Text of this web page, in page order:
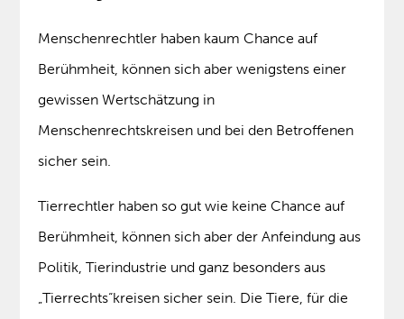
Menschenrechtler haben kaum Chance auf
Berühmheit, können sich aber wenigstens einer
gewissen Wertschätzung in
Menschenrechtskreisen und bei den Betroffenen
sicher sein.
Tierrechtler haben so gut wie keine Chance auf
Berühmheit, können sich aber der Anfeindung aus
Politik, Tierindustrie und ganz besonders aus
„Tierrechts“kreisen sicher sein. Die Tiere, für die